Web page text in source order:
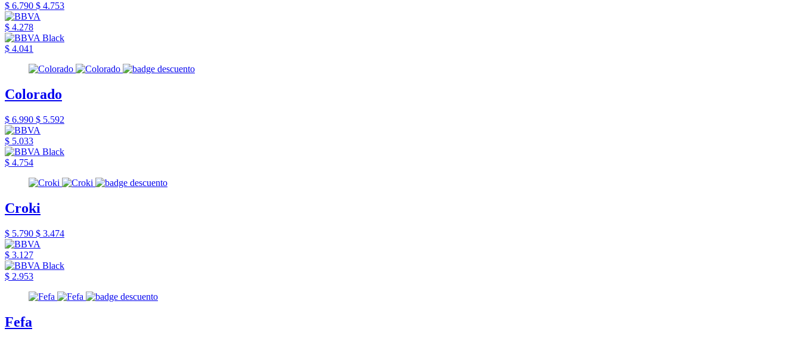
$ 6.790 $ 4.753
$ 4.278
$ 4.041
Colorado
$ 6.990 $ 5.592
$ 5.033
$ 4.754
Croki
$ 5.790 $ 3.474
$ 3.127
$ 2.953
Fefa